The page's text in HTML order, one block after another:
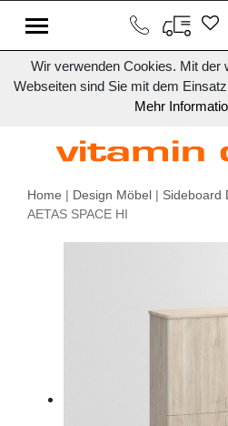
Wir verwenden Cookies. Mit der
Webseiten sind Sie mit dem
Mehr
Home | Design Möbel | Sideboard
AETAS SPACE HI